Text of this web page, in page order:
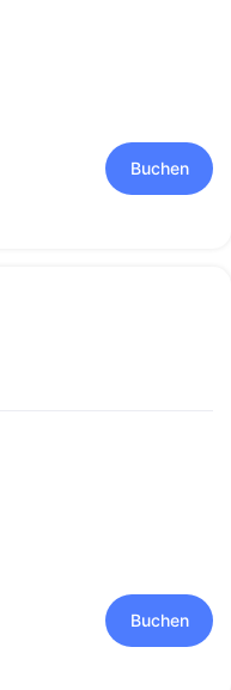
Buchen
Buchen